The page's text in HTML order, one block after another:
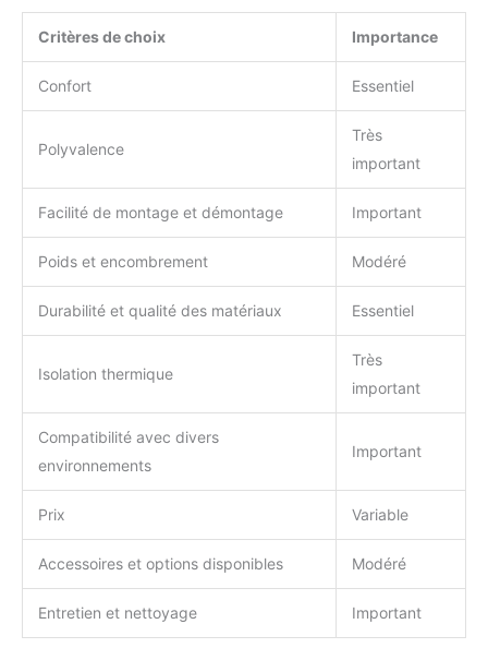
heures ! Nous ne vous
Critères de choix Importance
Confort Essentiel
Polyvalence
Très
important
Facilité de montage et démontage Important
Poids et encombrement Modéré
Durabilité et qualité des matériaux Essentiel
Isolation thermique
Très
important
Compatibilité avec divers
environnements
Important
Prix Variable
Accessoires et options disponibles Modéré
Entretien et nettoyage Important